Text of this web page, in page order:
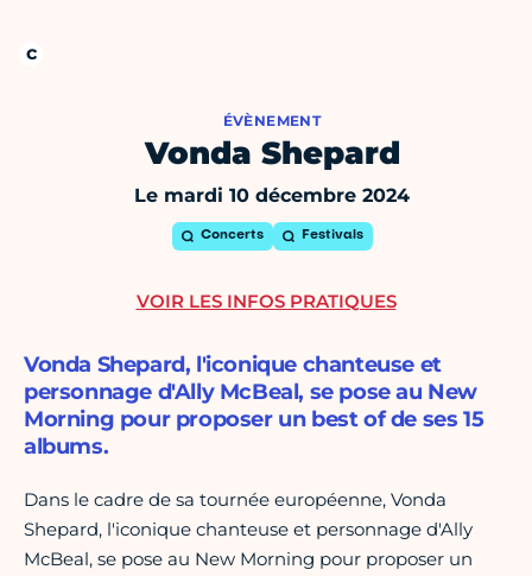
ÉVÈNEMENT
Vonda Shepard
Le mardi 10 décembre 2024
Concerts Festivals
Vonda Shepard, l'iconique chanteuse et
personnage d'Ally McBeal, se pose au New
Morning pour proposer un best of de ses 15
albums.
Dans le cadre de sa tournée européenne, Vonda
Shepard, l'iconique chanteuse et personnage d'Ally
McBeal, se pose au New Morning pour proposer un
VOIR LES INFOS PRATIQUES